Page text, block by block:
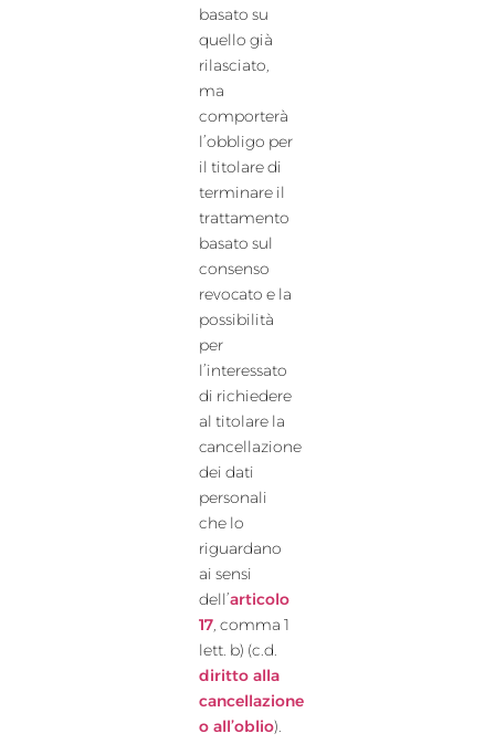
basato su
quello già
rilasciato,
ma
comporterà
l’obbligo per
il titolare di
terminare il
trattamento
basato sul
consenso
revocato e la
possibilità
per
l’interessato
di richiedere
al titolare la
cancellazione
dei dati
personali
che lo
riguardano
ai sensi
dell’articolo
17, comma 1
lett. b) (c.d.
diritto alla
cancellazione
o all’oblio).